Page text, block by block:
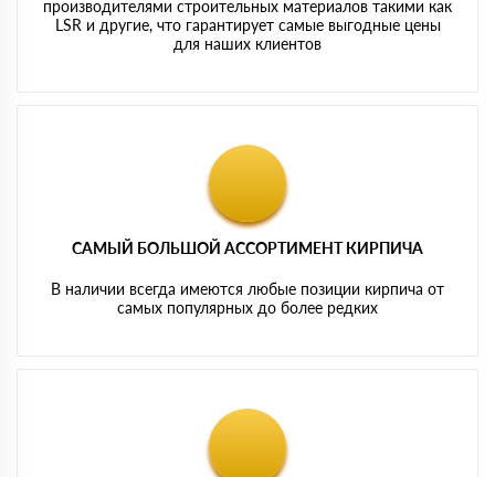
производителями строительных материалов такими как
LSR и другие, что гарантирует самые выгодные цены
для наших клиентов
САМЫЙ БОЛЬШОЙ АССОРТИМЕНТ КИРПИЧА
В наличии всегда имеются любые позиции кирпича от
самых популярных до более редких